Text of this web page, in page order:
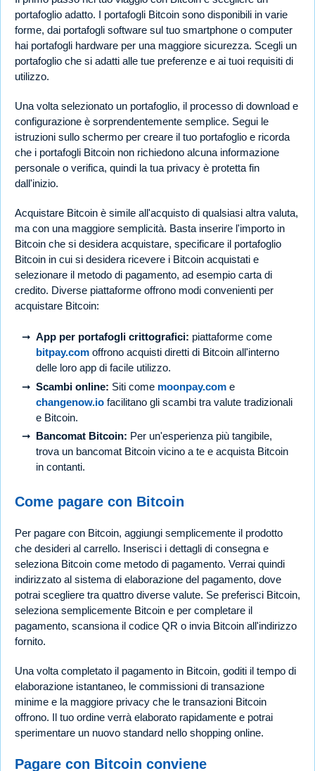
portafoglio adatto. I portafogli Bitcoin sono disponibili in varie
forme, dai portafogli software sul tuo smartphone o computer
hai portafogli hardware per una maggiore sicurezza. Scegli un
portafoglio che si adatti alle tue preferenze e ai tuoi requisiti di
utilizzo.
Una volta selezionato un portafoglio, il processo di download e
configurazione è sorprendentemente semplice. Segui le
istruzioni sullo schermo per creare il tuo portafoglio e ricorda
che i portafogli Bitcoin non richiedono alcuna informazione
personale o verifica, quindi la tua privacy è protetta fin
dall'inizio.
Acquistare Bitcoin è simile all'acquisto di qualsiasi altra valuta,
ma con una maggiore semplicità. Basta inserire l'importo in
Bitcoin che si desidera acquistare, specificare il portafoglio
Bitcoin in cui si desidera ricevere i Bitcoin acquistati e
selezionare il metodo di pagamento, ad esempio carta di
credito. Diverse piattaforme offrono modi convenienti per
acquistare Bitcoin:
App per portafogli crittografici: piattaforme come
bitpay.com offrono acquisti diretti di Bitcoin all'interno
delle loro app di facile utilizzo.
Scambi online: Siti come moonpay.com e
changenow.io facilitano gli scambi tra valute tradizionali
e Bitcoin.
Bancomat Bitcoin: Per un'esperienza più tangibile,
trova un bancomat Bitcoin vicino a te e acquista Bitcoin
in contanti.
Come pagare con Bitcoin
Per pagare con Bitcoin, aggiungi semplicemente il prodotto
che desideri al carrello. Inserisci i dettagli di consegna e
seleziona Bitcoin come metodo di pagamento. Verrai quindi
indirizzato al sistema di elaborazione del pagamento, dove
potrai scegliere tra quattro diverse valute. Se preferisci Bitcoin,
seleziona semplicemente Bitcoin e per completare il
pagamento, scansiona il codice QR o invia Bitcoin all'indirizzo
fornito.
Una volta completato il pagamento in Bitcoin, goditi il tempo di
elaborazione istantaneo, le commissioni di transazione
minime e la maggiore privacy che le transazioni Bitcoin
offrono. Il tuo ordine verrà elaborato rapidamente e potrai
sperimentare un nuovo standard nello shopping online.
Pagare con Bitcoin conviene